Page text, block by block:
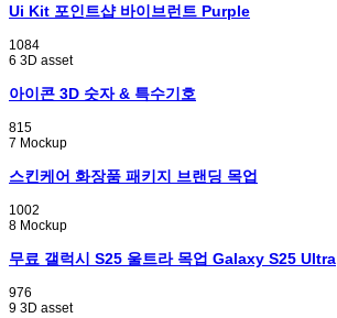
Ui Kit 포인트샵 바이브런트 Purple
1084
6 3D asset
아이콘 3D 숫자 & 특수기호
815
7 Mockup
스킨케어 화장품 패키지 브랜딩 목업
1002
8 Mockup
무료 갤럭시 S25 울트라 목업 Galaxy S25 Ultra
976
9 3D asset